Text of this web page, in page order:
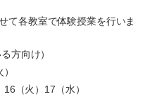
て各教室で体験授業を行いま
方向け）
（火）17（水）